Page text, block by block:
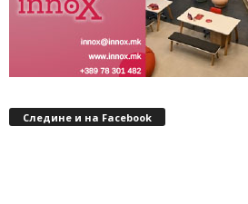
Следине и на Facebook